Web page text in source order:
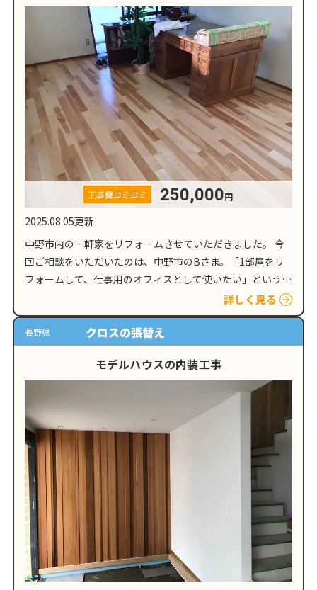
工事費コミコミ 250,000円
2025.08.05更新
中野市内の一軒家をリフォームさせていただきました。 今
回ご相談をいただいたのは、中野市のBさま。「1部屋をリ
フォームして、仕事用のオフィスとして使いたい」という内
容でした。お話を伺う中で、「できればコストは抑えたい。
でも、イメージはそれなり…
詳しく見る
長野県
クロスの張替え
モデルハウスの内装工事